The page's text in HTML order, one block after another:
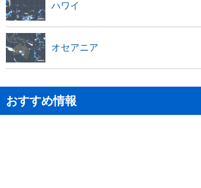
ハワイ
オセアニア
おすすめ情報